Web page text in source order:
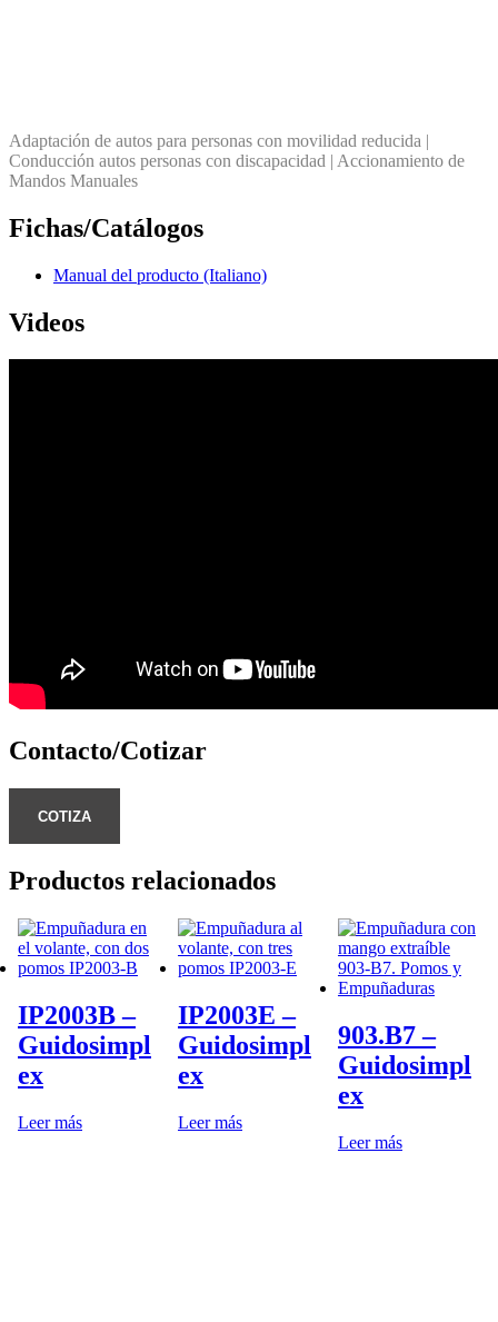
Adaptación de autos para personas con movilidad reducida |
Conducción autos personas con discapacidad | Accionamiento de
Mandos Manuales
Fichas/Catálogos
Manual del producto (Italiano)
Videos
Contacto/Cotizar
COTIZA
Productos relacionados
IP2003B –
Guidosimpl
ex
Leer más
IP2003E –
Guidosimpl
ex
Leer más
903.B7 –
Guidosimpl
ex
Leer más